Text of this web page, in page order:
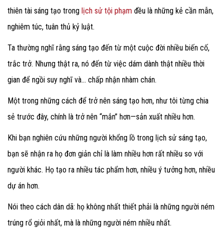
thiên tài sáng tạo trong lịch sử tội phạm đều là những kẻ cần mẫn,
nghiêm túc, tuân thủ kỷ luật.
Ta thường nghĩ rằng sáng tạo đến từ một cuộc đời nhiều biến cố,
trắc trở. Nhưng thật ra, nó đến từ việc dám dành thật nhiều thời
gian để ngồi suy nghĩ và... chấp nhận nhàm chán.
Một trong những cách để trở nên sáng tạo hơn, như tôi từng chia
sẻ trước đây, chính là trở nên “mắn” hơn—sản xuất nhiều hơn.
Khi bạn nghiên cứu những người khổng lồ trong lịch sử sáng tạo,
bạn sẽ nhận ra họ đơn giản chỉ là làm nhiều hơn rất nhiều so với
người khác. Họ tạo ra nhiều tác phẩm hơn, nhiều ý tưởng hơn, nhiều
dự án hơn.
Nói theo cách dân dã: họ không nhất thiết phải là những người ném
trúng rổ giỏi nhất, mà là những người ném nhiều nhất.